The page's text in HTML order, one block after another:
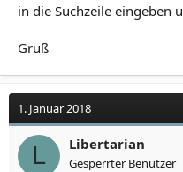
in die Suchzeile eingeben
Gruß
1. Januar 2018
L Libertarian
Gesperrter Benutzer